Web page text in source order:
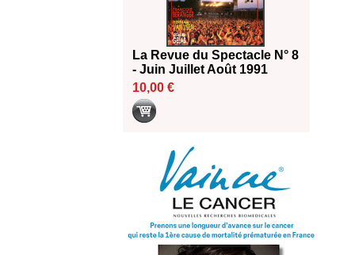
La Revue du Spectacle N° 8
- Juin Juillet Août 1991
10,00 €